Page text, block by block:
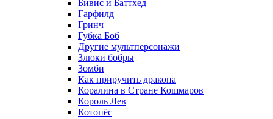
Бивис и Баттхед
Гарфилд
Гринч
Губка Боб
Другие мультперсонажи
Злюки бобры
Зомби
Как приручить дракона
Коралина в Стране Кошмаров
Король Лев
Котопёс